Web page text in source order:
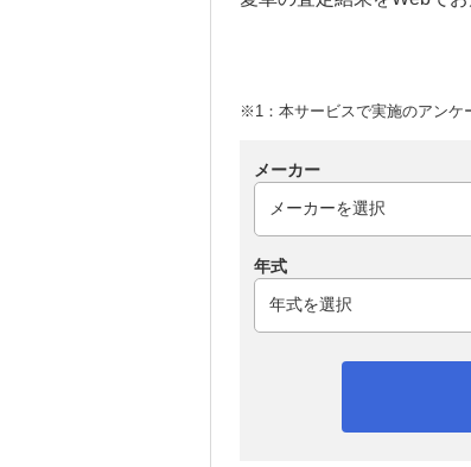
※1：本サービスで実施のアンケ
メーカー
年式